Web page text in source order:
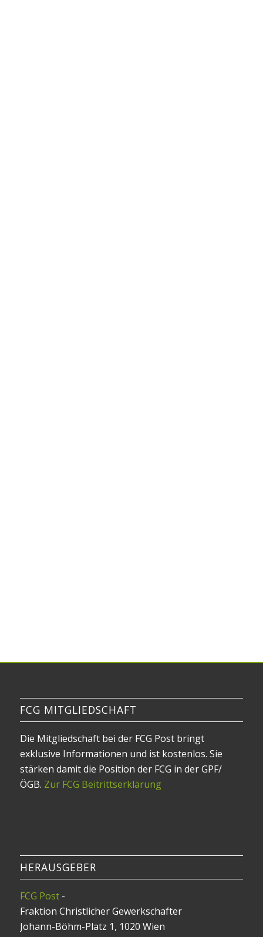
FCG MITGLIEDSCHAFT
Die Mitgliedschaft bei der FCG Post bringt
exklusive Informationen und ist kostenlos. Sie
stärken damit die Position der FCG in der GPF/
ÖGB. Zur FCG Beitrittserklärung
HERAUSGEBER
FCG Post-
Fraktion Christlicher Gewerkschafter
Johann-Böhm-Platz 1, 1020 Wien